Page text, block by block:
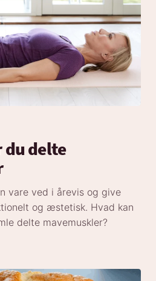
du delte
vare ved i årevis og give
og æstetisk. Hvad kan
delte mavemuskler?